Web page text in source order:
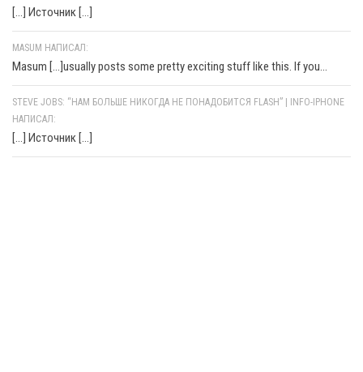
[…] Источник […]
MASUM НАПИСАЛ:
Masum [...]usually posts some pretty exciting stuff like this. If you...
STEVE JOBS: “НАМ БОЛЬШЕ НИКОГДА НЕ ПОНАДОБИТСЯ FLASH” | INFO-IPHONE
НАПИСАЛ:
[…] Источник […]